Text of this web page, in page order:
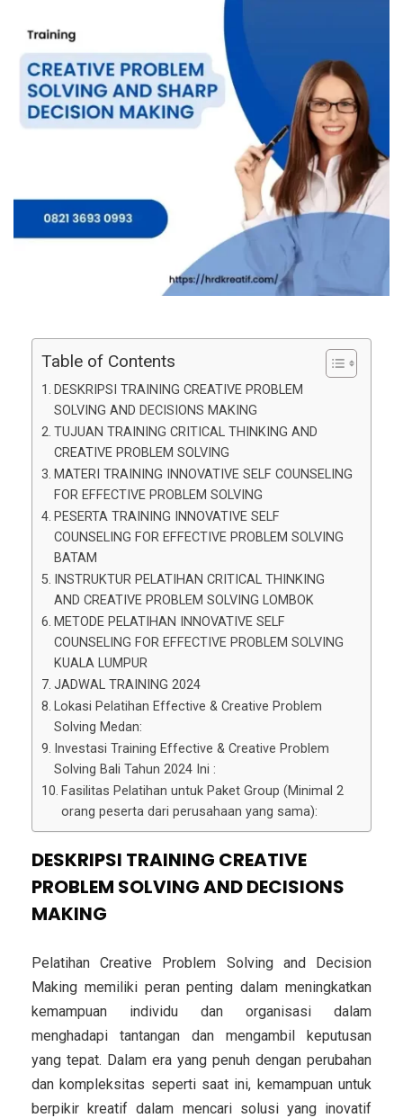
Table of Contents
DESKRIPSI TRAINING CREATIVE PROBLEM
SOLVING AND DECISIONS MAKING
TUJUAN TRAINING CRITICAL THINKING AND
CREATIVE PROBLEM SOLVING
MATERI TRAINING INNOVATIVE SELF COUNSELING
FOR EFFECTIVE PROBLEM SOLVING
PESERTA TRAINING INNOVATIVE SELF
COUNSELING FOR EFFECTIVE PROBLEM SOLVING
BATAM
INSTRUKTUR PELATIHAN CRITICAL THINKING
AND CREATIVE PROBLEM SOLVING LOMBOK
METODE PELATIHAN INNOVATIVE SELF
COUNSELING FOR EFFECTIVE PROBLEM SOLVING
KUALA LUMPUR
JADWAL TRAINING 2024
Lokasi Pelatihan Effective & Creative Problem
Solving Medan:
Investasi Training Effective & Creative Problem
Solving Bali Tahun 2024 Ini :
Fasilitas Pelatihan untuk Paket Group (Minimal 2
orang peserta dari perusahaan yang sama):
DESKRIPSI TRAINING CREATIVE
PROBLEM SOLVING AND DECISIONS
MAKING
Pelatihan Creative Problem Solving and Decision
Making memiliki peran penting dalam meningkatkan
kemampuan individu dan organisasi dalam
menghadapi tantangan dan mengambil keputusan
yang tepat. Dalam era yang penuh dengan perubahan
dan kompleksitas seperti saat ini, kemampuan untuk
berpikir kreatif dalam mencari solusi yang inovatif